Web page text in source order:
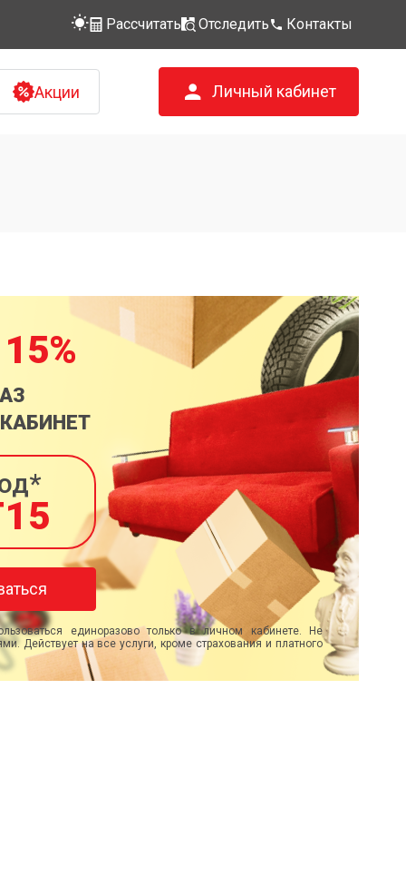
Рассчитать Отследить Контакты
Акции Личный кабинет
единоразово только в личном кабинете. Не
Действует на все услуги, кроме страхования и платного